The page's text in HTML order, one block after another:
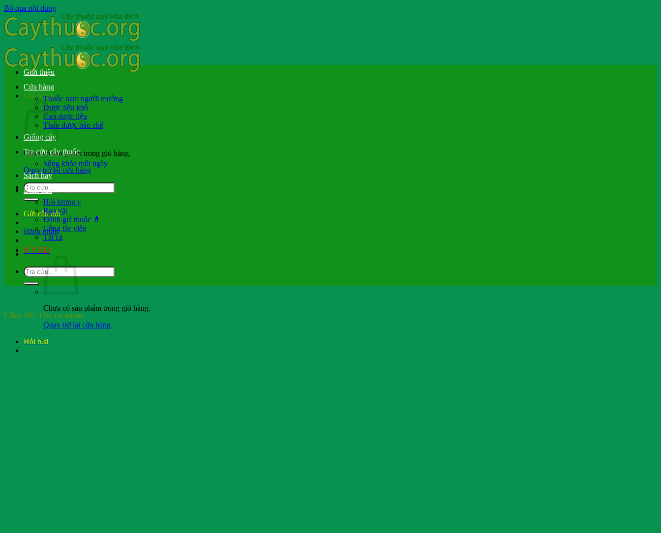
Bỏ qua nội dung
Giỏ hàng
Chưa có sản phẩm trong giỏ hàng.
Quay trở lại cửa hàng
Gửi câu hỏi
Đăng nhập
0 VND
Chưa có sản phẩm trong giỏ hàng.
Quay trở lại cửa hàng
Hỏi b.sĩ
Giới thiệu
Cửa hàng
Thuốc nam người mường
Dược liệu khô
Cao dược liệu
Thảo dược bào chế
Giống cây
Tra cứu cây thuốc
Sống khỏe mỗi ngày
Sách hay
Diễn đàn
Hỏi lương y
Rao vặt
Đánh giá thuốc 💊
Cộng tác viên
Tất cả
Chủ đề: Ho ra máu